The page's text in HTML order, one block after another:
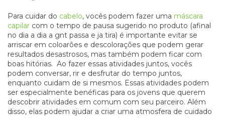
Para cuidar do cabelo, vocês podem fazer uma máscara
capilar com o tempo de pausa sugerido no produto (afinal
no dia a dia a gnt passa e ja tira) é importante evitar se
arriscar em coloarões e descolorações que podem gerar
resultados desastrosos, mas também podem ficar com
boas hitórias. Ao fazer essas atividades juntos, vocês
podem conversar, rir e desfrutar do tempo juntos,
enquanto cuidam de si mesmos. Essas atividades podem
ser especialmente benéficas para os jovens que querem
descobrir atividades em comum com seu parceiro. Além
disso, elas podem ajudar a criar uma atmosfera de cuidado